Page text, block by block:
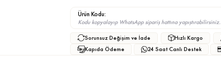
Ürün Kodu:
Kodu kopyalayıp WhatsApp sipariş hattına yapıştırabilirsiniz.
Sorunsuz Değişim ve İade Hızlı Kargo
Kapıda Ödeme
24 Saat Canlı Destek